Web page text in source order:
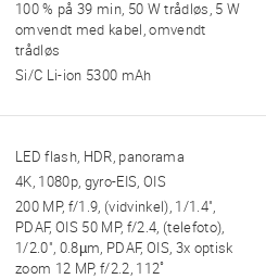
100 % på 39 min, 50 W trådløs, 5 W
omvendt med kabel, omvendt
trådløs
Si/C Li-ion 5300 mAh
LED flash, HDR, panorama
4K, 1080p, gyro-EIS, OIS
200 MP, f/1.9, (vidvinkel), 1/1.4",
PDAF, OIS 50 MP, f/2.4, (telefoto),
1/2.0", 0.8µm, PDAF, OIS, 3x optisk
zoom 12 MP, f/2.2, 112˚